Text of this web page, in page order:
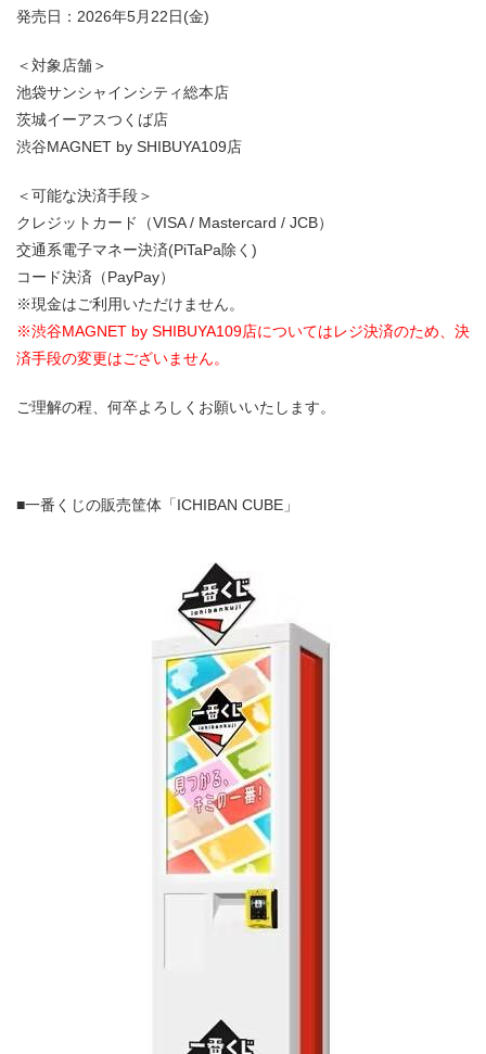
発売日：2026年5月22日(金)
＜対象店舗＞
池袋サンシャインシティ総本店
茨城イーアスつくば店
渋谷MAGNET by SHIBUYA109店
＜可能な決済手段＞
クレジットカード（VISA / Mastercard / JCB）
交通系電子マネー決済(PiTaPa除く)
コード決済（PayPay）
※現金はご利用いただけません。
※渋谷MAGNET by SHIBUYA109店についてはレジ決済のため、決
済手段の変更はございません。
ご理解の程、何卒よろしくお願いいたします。
■一番くじの販売筐体「ICHIBAN CUBE」